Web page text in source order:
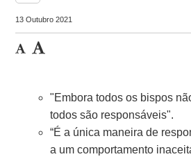
13 Outubro 2021
"Embora todos os bispos
todos são responsáveis".
“É a única maneira de
a um comportamento